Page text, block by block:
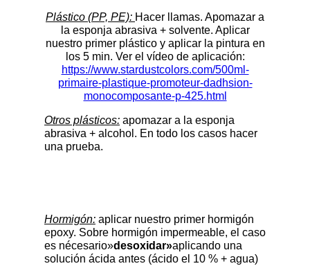
Plástico (PP, PE): Hacer llamas. Apomazar a
la esponja abrasiva + solvente. Aplicar
nuestro primer plástico y aplicar la pintura en
los 5 min. Ver el vídeo de aplicación:
https://www.stardustcolors.com/500ml-
primaire-plastique-promoteur-dadhsion-
monocomposante-p-425.html
Otros plásticos: apomazar a la esponja
abrasiva + alcohol. En todo los casos hacer
una prueba.
Hormigón: aplicar nuestro primer hormigón
epoxy. Sobre hormigón impermeable, el caso
es nécesario»desoxidar»aplicando una
solución ácida antes (ácido el 10 % + agua)